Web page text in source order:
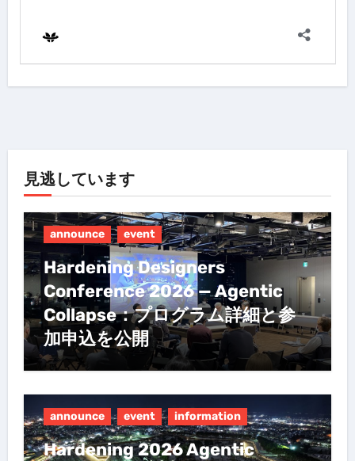
見逃しています
announce event
Hardening Designers
Conference 2026 — Agentic
Collapse：プログラム詳細と参
加申込を公開
announce event information
Hardening 2026 Agentic